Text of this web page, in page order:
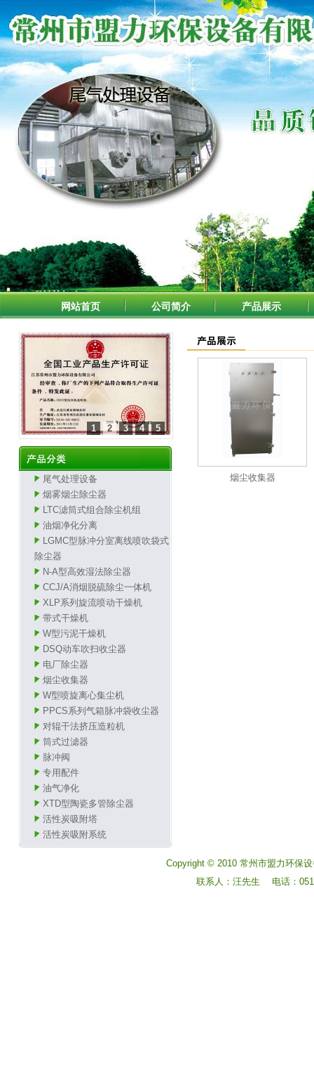
网站首页 公司简介 产品展示
5
4
3
2
1
尾气处理设备
烟雾烟尘除尘器
LTC滤筒式组合除尘机组
油烟净化分离
LGMC型脉冲分室离线喷吹袋式
除尘器
N-A型高效湿法除尘器
CCJ/A消烟脱硫除尘一体机
XLP系列旋流喷动干燥机
带式干燥机
W型污泥干燥机
DSQ动车吹扫收尘器
电厂除尘器
烟尘收集器
W型喷旋离心集尘机
PPCS系列气箱脉冲袋收尘器
对辊干法挤压造粒机
筒式过滤器
脉冲阀
专用配件
油气净化
XTD型陶瓷多管除尘器
活性炭吸附塔
活性炭吸附系统
烟尘收集器
Copyright © 2010 常州市盟力环保
联系人：汪先生 电话：